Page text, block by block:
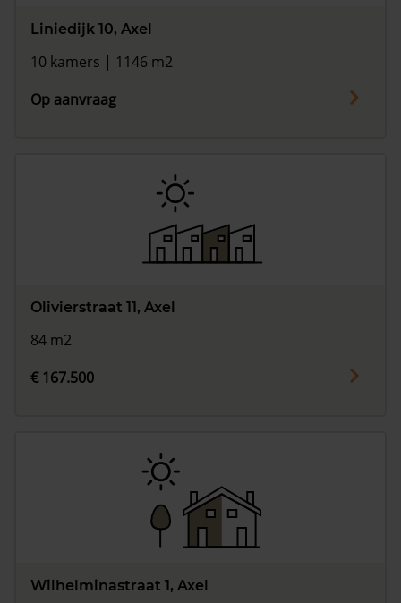
Liniedijk 10, Axel
10 kamers | 1146 m2
Op aanvraag
Olivierstraat 11, Axel
84 m2
€ 167.500
Wilhelminastraat 1, Axel